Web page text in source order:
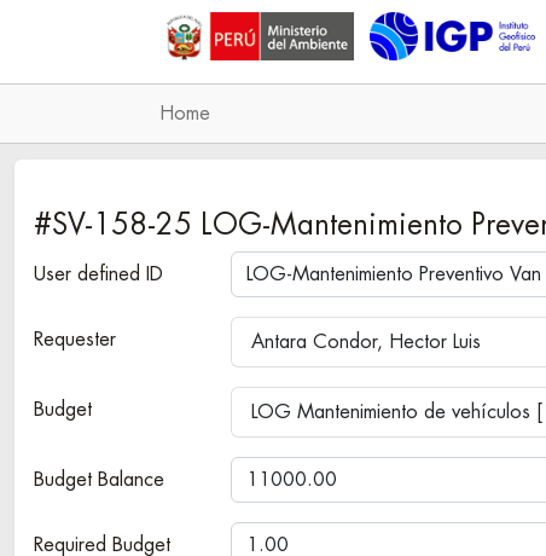
Home
#SV-158-25 LOG-Mantenimiento
User defined ID
Requester Antara Condor, Hector Luis
Budget LOG Mantenimiento de vehículos
Budget Balance
Required Budget